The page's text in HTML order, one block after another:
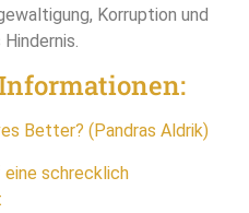
Korruption und
Better? (Pandras Aldrik)
eine schrecklich